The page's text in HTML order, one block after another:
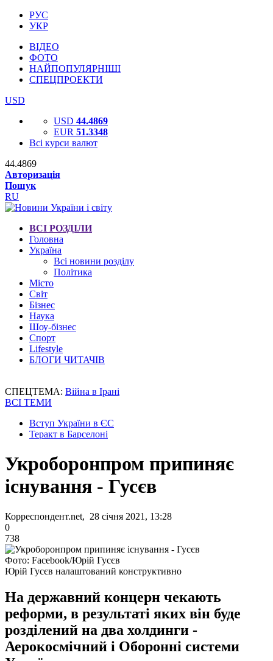
РУС
УКР
ВІДЕО
ФОТО
НАЙПОПУЛЯРНІШІ
СПЕЦПРОЕКТИ
USD
USD 44.4869
EUR 51.3348
Всі курси валют
44.4869
Авторизація
Пошук
RU
ВСІ РОЗДІЛИ
Головна
Україна
Всі новини розділу
Політика
Місто
Світ
Бізнес
Наука
Шоу-бізнес
Спорт
Lifestyle
БЛОГИ ЧИТАЧІВ
СПЕЦТЕМА: Війна в Ірані
ВСІ ТЕМИ
Вступ України в ЄС
Теракт в Барселоні
Укроборонпром припиняє
існування - Гусєв
Корреспондент.net, 28 січня 2021, 13:28
0
738
Фото: Facebook/Юрій Гусєв
Юрій Гусєв налаштований конструктивно
На державний концерн чекають
реформи, в результаті яких він буде
розділений на два холдинги -
Аерокосмічний і Оборонні системи